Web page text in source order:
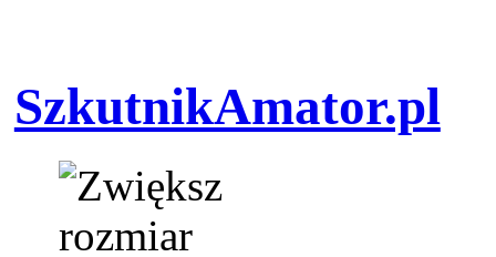
SzkutnikAmator.pl